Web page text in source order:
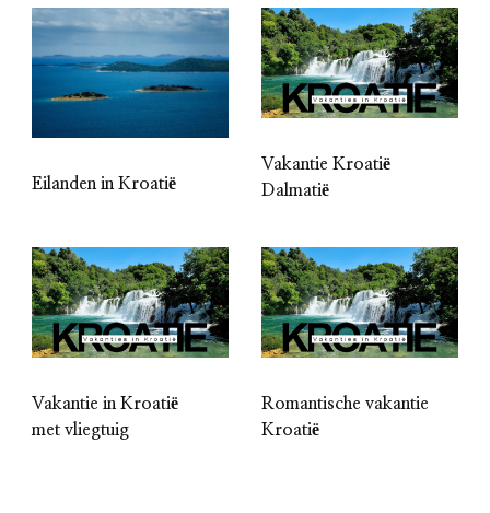
Eilanden in Kroatië
Vakantie Kroatië
Dalmatië
Vakantie in Kroatië
met vliegtuig
Romantische vakantie
Kroatië